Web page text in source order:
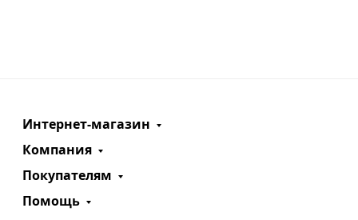
Интернет-магазин
Компания
Покупателям
Помощь